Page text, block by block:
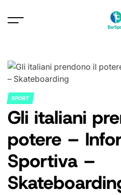
POSTED
IN
SPORT
Gli italiani
potere –
Sportiva –